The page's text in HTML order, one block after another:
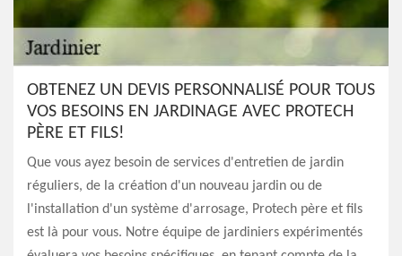
OBTENEZ UN DEVIS PERSONNALISÉ POUR TOUS
VOS BESOINS EN JARDINAGE AVEC PROTECH
PÈRE ET FILS!
Que vous ayez besoin de services d'entretien de jardin
réguliers, de la création d'un nouveau jardin ou de
l'installation d'un système d'arrosage, Protech père et fils
est là pour vous. Notre équipe de jardiniers expérimentés